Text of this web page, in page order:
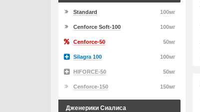
100мг
Standard
100мг
Cenforce Soft-100
50мг
Cenforce-50
100мг
Silagra 100
50мг
HIFORCE-50
150мг
Cenforce-150
Дженерики Сиалиса